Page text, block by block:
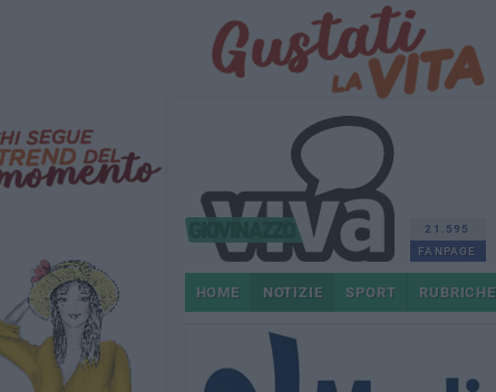
21.595
FANPAGE
HOME NOTIZIE SPORT RUBRICHE